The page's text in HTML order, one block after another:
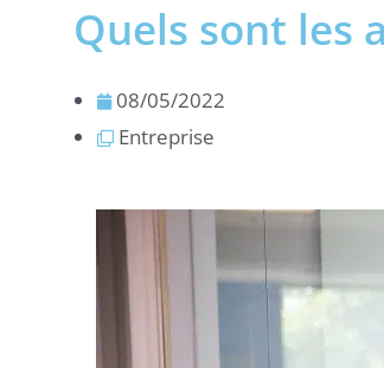
Quels sont les
08/05/2022
Entreprise